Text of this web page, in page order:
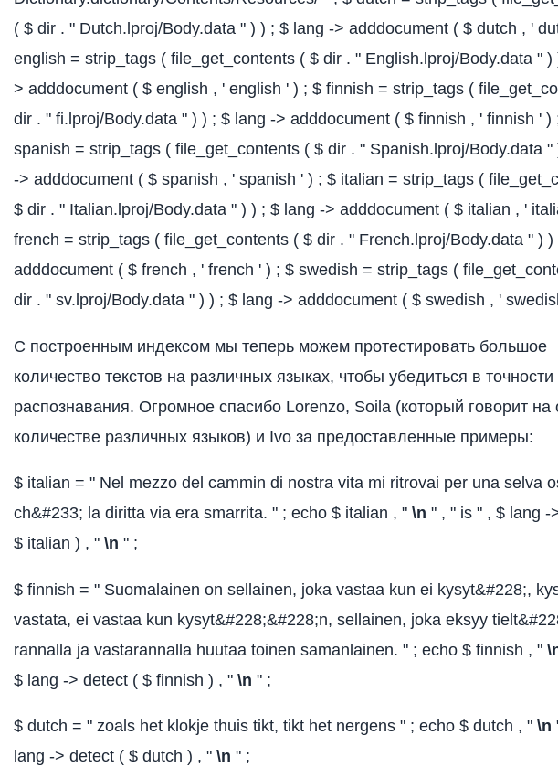
( $ dir . " Dutch.lproj/Body.data " ) ) ; $ lang -> adddocument ( $ dutch , '
english = strip_tags ( file_get_contents ( $ dir . " English.lproj/Body.data " )
> adddocument ( $ english , ' english ' ) ; $ finnish = strip_tags (
dir . " fi.lproj/Body.data " ) ) ; $ lang -> adddocument ( $ finnish , ' finnish ' )
spanish = strip_tags ( file_get_contents ( $ dir . " Spanish.lproj/Body.data "
-> adddocument ( $ spanish , ' spanish ' ) ; $ italian = strip_tags (
$ dir . " Italian.lproj/Body.data " ) ) ; $ lang -> adddocument ( $ italian , '
french = strip_tags ( file_get_contents ( $ dir . " French.lproj/Body.data " ) )
adddocument ( $ french , ' french ' ) ; $ swedish = strip_tags (
dir . " sv.lproj/Body.data " ) ) ; $ lang -> adddocument ( $ swedish , '
С построенным индексом мы теперь можем протестировать большое
количество текстов на различных языках, чтобы убедиться в точности
распознавания. Огромное спасибо Lorenzo, Soila (который говорит на
количестве различных языков) и Ivo за предоставленные примеры:
$ italian = " Nel mezzo del cammin di nostra vita mi ritrovai per una selva
ch&#233; la diritta via era smarrita. " ; echo $ italian , " \n " , " is " , $ lang -
$ italian ) , " \n " ;
$ finnish = " Suomalainen on sellainen, joka vastaa kun ei kysyt&#228;,
vastata, ei vastaa kun kysyt&#228;&#228;n, sellainen, joka eksyy
rannalla ja vastarannalla huutaa toinen samanlainen. " ; echo $ finnish , "
$ lang -> detect ( $ finnish ) , " \n " ;
$ dutch = " zoals het klokje thuis tikt, tikt het nergens " ; echo $ dutch , " \n
lang -> detect ( $ dutch ) , " \n " ;